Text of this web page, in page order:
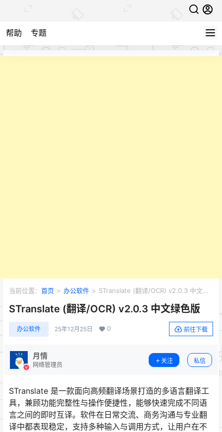
帮助 专题
当前位置： 首页 > 办公软件 > STranslate (翻译/OCR) v2.0.3 中文绿
STranslate (翻译/OCR) v2.0.3 中文绿色版
办公软件 25年12月25日 0 前往下载
月情
网络管理员
关注 私信
STranslate 是一款面向高频翻译场景打造的多语言翻译工
具，兼顾功能完整性与操作便捷性，能够快速完成不同语
言之间的即时互译。软件在日常交流、商务沟通与专业翻
译中都表现稳定，支持多种输入与调用方式，让用户在不